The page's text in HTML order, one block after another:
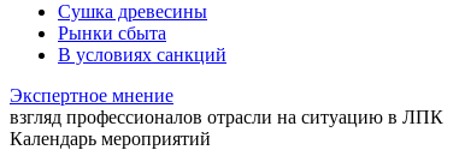
Сушка древесины
Рынки сбыта
В условиях санкций
Экспертное мнение
взгляд профессионалов отрасли на ситуацию в ЛПК
Календарь мероприятий